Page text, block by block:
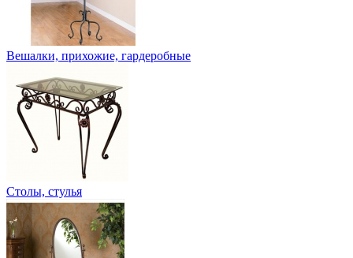
Вешалки, прихожие, гардеробные
Столы, стулья